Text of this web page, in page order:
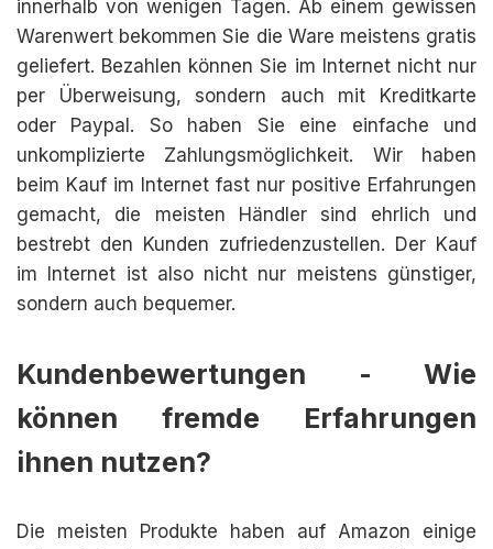
innerhalb von wenigen Tagen. Ab einem gewissen
Warenwert bekommen Sie die Ware meistens gratis
geliefert. Bezahlen können Sie im Internet nicht nur
per Überweisung, sondern auch mit Kreditkarte
oder Paypal. So haben Sie eine einfache und
unkomplizierte Zahlungsmöglichkeit. Wir haben
beim Kauf im Internet fast nur positive Erfahrungen
gemacht, die meisten Händler sind ehrlich und
bestrebt den Kunden zufriedenzustellen. Der Kauf
im Internet ist also nicht nur meistens günstiger,
sondern auch bequemer.
Kundenbewertungen - Wie
können fremde Erfahrungen
ihnen nutzen?
Die meisten Produkte haben auf Amazon einige